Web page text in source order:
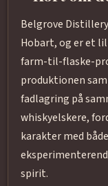
Belgrove
Hobart, og er et
farm-til-flaske-
produktionen
fadlagring på
whiskyelskere,
karakter med
spirit.